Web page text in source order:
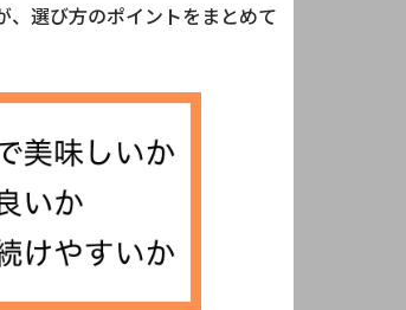
、選び方のポイントをまとめて